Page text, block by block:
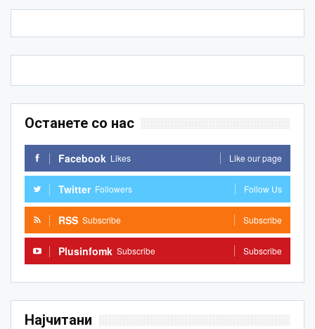
Останете со нас
Facebook Likes Like our page
Twitter Followers Follow Us
RSS Subscribe Subscribe
Plusinfomk Subscribe Subscribe
Најчитани